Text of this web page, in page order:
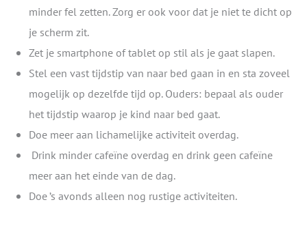
minder fel zetten. Zorg er ook voor dat je niet te dicht op
je scherm zit.
Zet je smartphone of tablet op stil als je gaat slapen.
Stel een vast tijdstip van naar bed gaan in en sta zoveel
mogelijk op dezelfde tijd op. Ouders: bepaal als ouder
het tijdstip waarop je kind naar bed gaat.
Doe meer aan lichamelijke activiteit overdag.
Drink minder cafeïne overdag en drink geen cafeïne
meer aan het einde van de dag.
Doe ’s avonds alleen nog rustige activiteiten.